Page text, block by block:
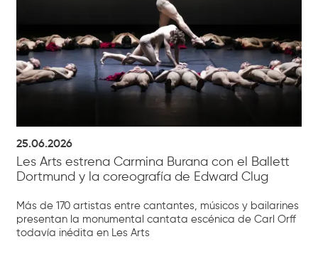
25.06.2026
Les Arts estrena Carmina Burana con el Ballett
Dortmund y la coreografía de Edward Clug
Más de 170 artistas entre cantantes, músicos y bailarines
presentan la monumental cantata escénica de Carl Orff
todavía inédita en Les Arts